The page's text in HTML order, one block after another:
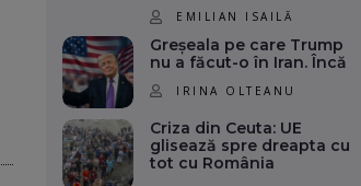
EMILIAN ISAILĂ
Greșeala pe care Trump
nu a făcut-o în Iran. Încă
IRINA OLTEANU
Criza din Ceuta: UE
glisează spre dreapta cu
tot cu România